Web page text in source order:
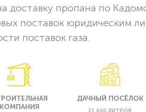
доставку пропана по
поставок юридическим
поставок газа.
КОМПАНИЯ
ДАЧНЫЙ ПОСЁЛОК
21 600 ЛИТРОВ